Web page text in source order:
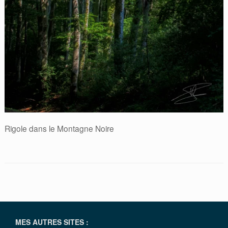
Rigole dans le Montagne Noire
MES AUTRES SITES :